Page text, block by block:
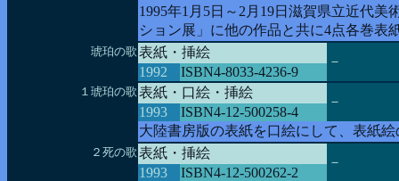
1995年1月5日～2月19日滋賀県立近代
ション展」に他の作品と共に4点各巻表
琥珀の歌 表紙・挿絵
－
1992 ISBN4-8033-4236-9
１琥珀の歌 表紙・口絵・挿絵
－
1993
ISBN4-12-500258-4
大陸書房版の表紙を口絵にして、表紙
２死の歌 表紙・挿絵
－
1993 ISBN4-12-500262-2